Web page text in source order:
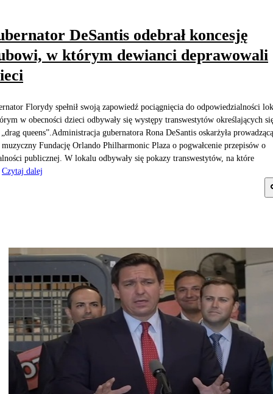
DeSantis odebrał koncesję
w którym dewianci deprawowali
Florydy spełnił swoją zapowiedź pociągnięcia do odpowiedzialności
w obecności dzieci odbywały się występy transwestytów określających
queens”.Administracja gubernatora Rona DeSantis oskarżyła prowadzącą
Fundację Orlando Philharmonic Plaza o pogwałcenie przepisów o
publicznej. W lokalu odbywały się pokazy transwestytów, na które
Czytaj dalej